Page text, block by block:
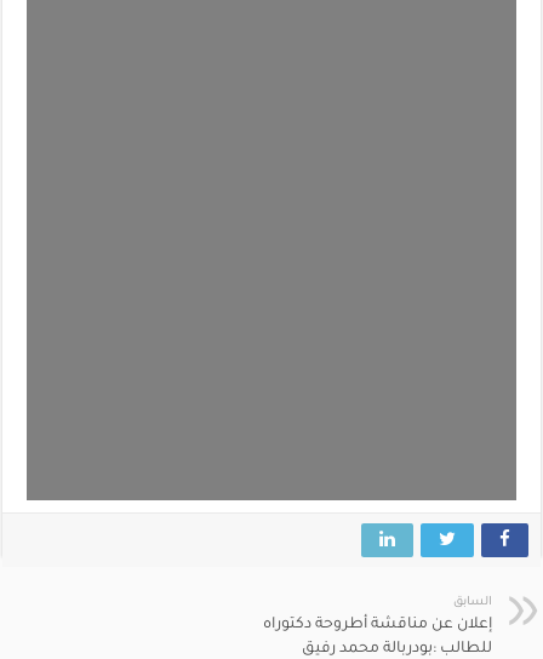
السابق
إعلان عن مناقشة أطروحة دكتوراه
للطالب :بودربالة محمد رفيق